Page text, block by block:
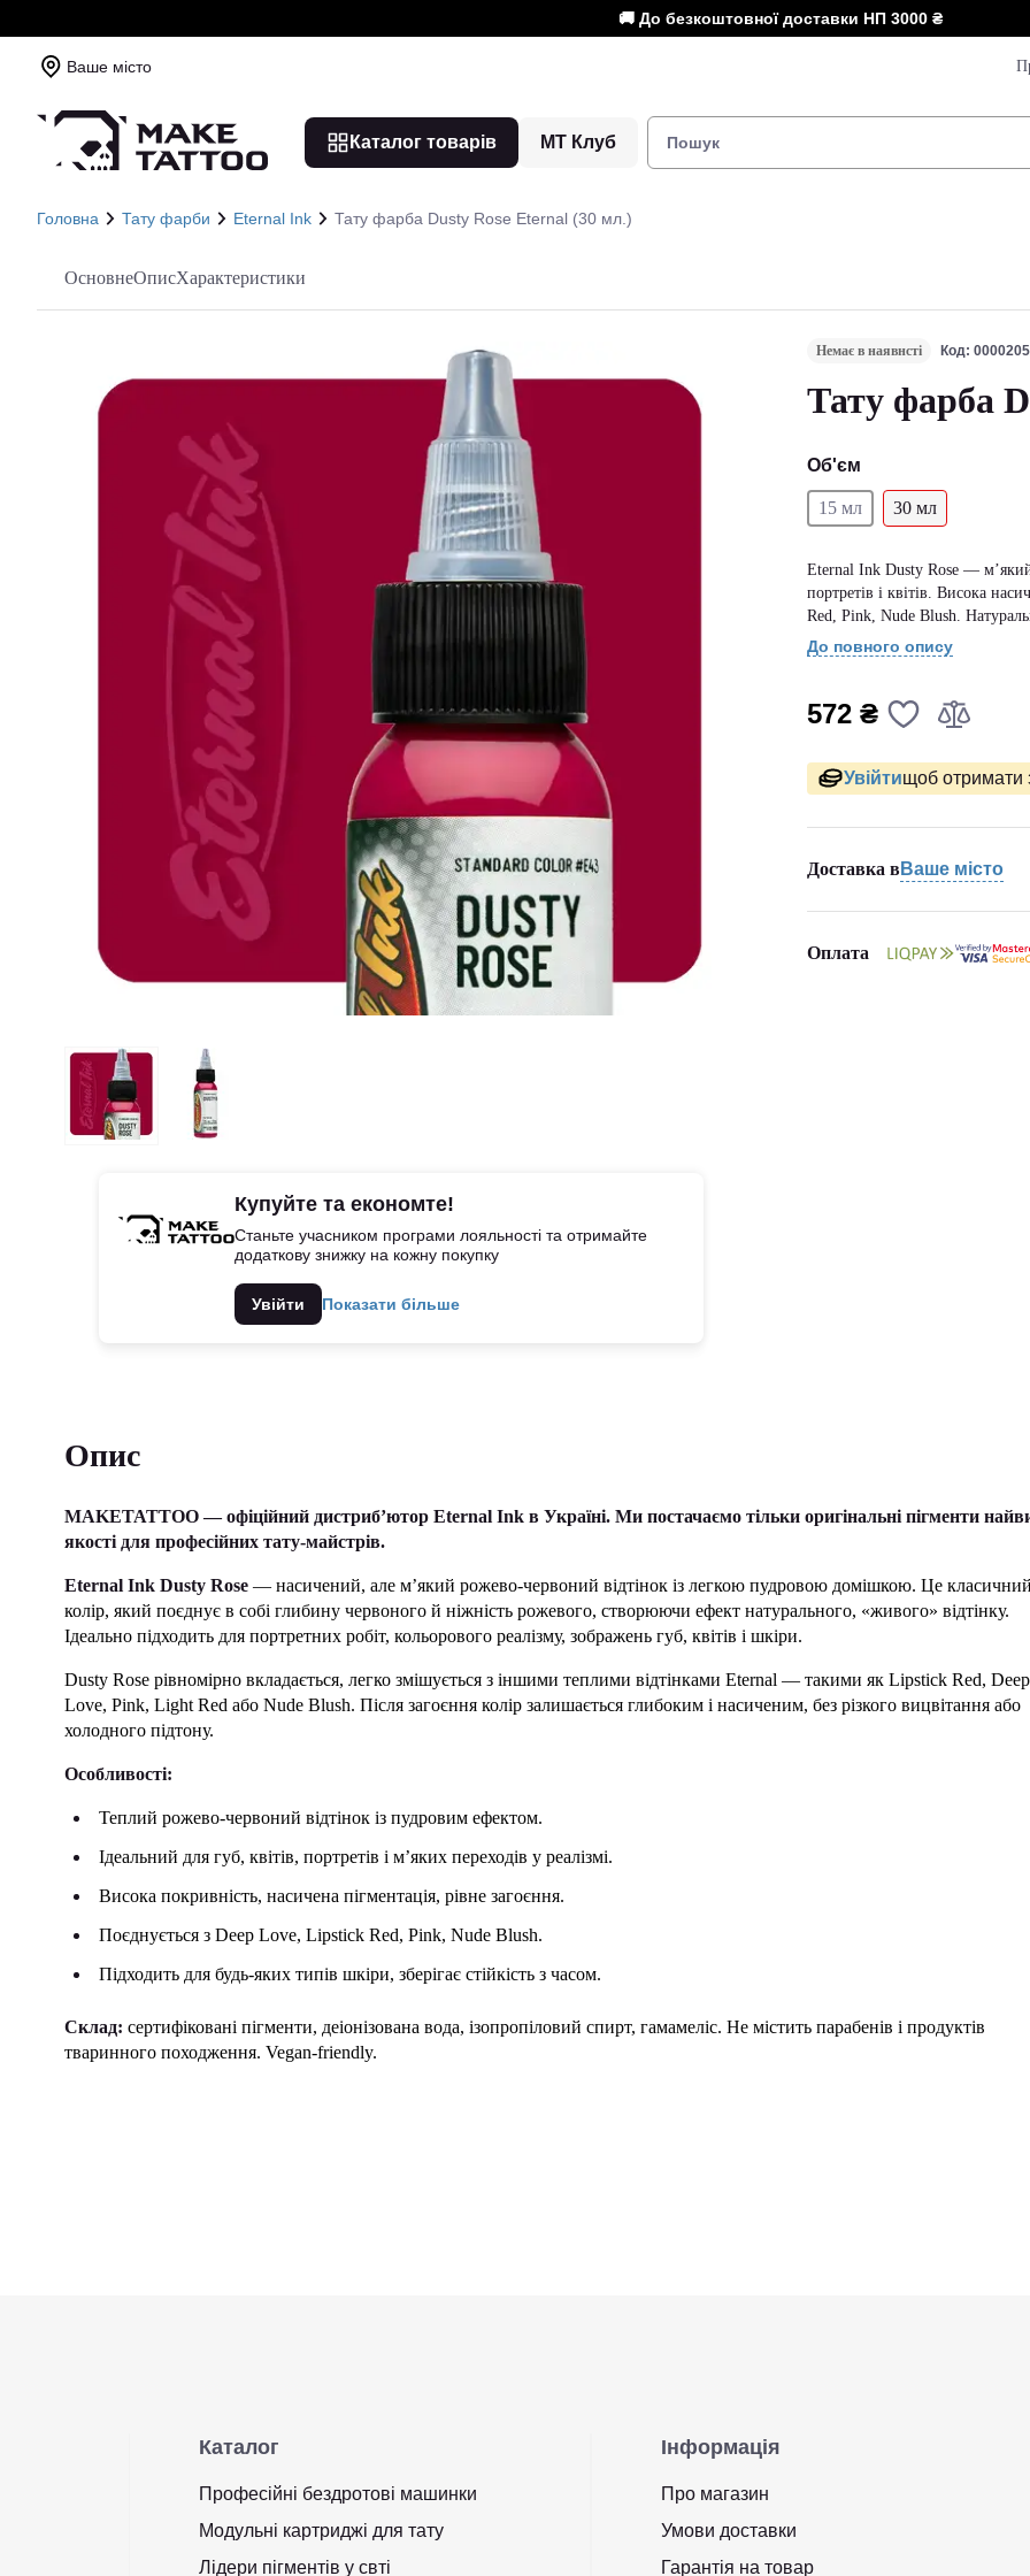
🚚 До безкоштовної доставки НП 3000 ₴
Ваше місто
Каталог товарів МТ Клуб
Головна Тату фарби Eternal Ink Тату фарба Dusty Rose Eternal (30 мл.)
ОсновнеОписХарактеристики
Купуйте та економте!
Станьте учасником програми лояльності та отримайте
додаткову знижку на кожну покупку
Увійти Показати більше
Немає в наявнсті Код:
Тату фарба
Об'єм
15 мл 30 мл
Eternal Ink Dusty Rose —
портретів і квітів. Висока
Red, Pink, Nude Blush.
До повного опису
572 ₴
Увійтищоб отримати
Доставка в Ваше місто
Оплата
Опис
MAKETATTOO — офіційний дистриб’ютор Eternal Ink в Україні. Ми постачаємо тільки оригінальні пігменти
якості для професійних тату-майстрів.
Eternal Ink Dusty Rose — насичений, але м’який рожево-червоний відтінок із легкою пудровою домішкою. Це
колір, який поєднує в собі глибину червоного й ніжність рожевого, створюючи ефект натурального, «живого» відтінку.
Ідеально підходить для портретних робіт, кольорового реалізму, зображень губ, квітів і шкіри.
Dusty Rose рівномірно вкладається, легко змішується з іншими теплими відтінками Eternal — такими як Lipstick Red, Deep
Love, Pink, Light Red або Nude Blush. Після загоєння колір залишається глибоким і насиченим, без різкого вицвітання або
холодного підтону.
Особливості:
Теплий рожево-червоний відтінок із пудровим ефектом.
Ідеальний для губ, квітів, портретів і м’яких переходів у реалізмі.
Висока покривність, насичена пігментація, рівне загоєння.
Поєднується з Deep Love, Lipstick Red, Pink, Nude Blush.
Підходить для будь-яких типів шкіри, зберігає стійкість з часом.
Склад: сертифіковані пігменти, деіонізована вода, ізопропіловий спирт, гамамеліс. Не містить парабенів і продуктів
тваринного походження. Vegan-friendly.
Каталог
Професійні бездротові машинки
Модульні картриджі для тату
Лідери пігментів у свті
Інформація
Про магазин
Умови доставки
Гарантія на товар